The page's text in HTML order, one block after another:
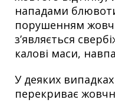
нападами
порушенням
з’являється
калові маси,
У деяких
перекриває